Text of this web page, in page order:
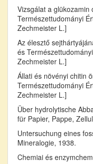
Vizsgálat a
Természettudományi
Zechmeister L.]
Az élesztő
és
Zechmeister L.]
Állati és növényi chitin
Természettudományi
Zechmeister L.]
Über hydrolytische
für Papier, Pappe,
Untersuchung eines
Mineralogie, 1938.
Chemiai és